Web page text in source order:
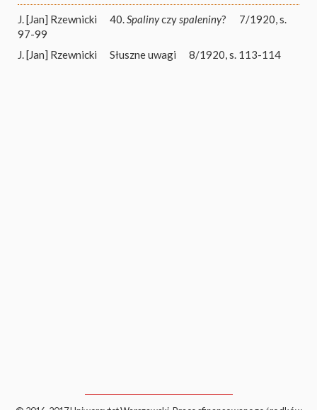
J. [Jan] Rzewnicki 40.Spalinyczyspaleniny?
7/1920, s.
97-99
J. [Jan] Rzewnicki
Słuszne uwagi 8/1920, s. 113-114